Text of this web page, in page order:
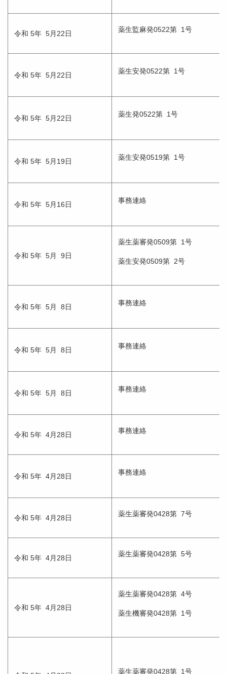
令和 5年 5月22日 薬生監麻発0522第 1号
令和 5年 5月22日 薬生安発0522第 1号
令和 5年 5月22日 薬生発0522第 1号
令和 5年 5月19日 薬生安発0519第 1号
令和 5年 5月16日 事務連絡
令和 5年 5月 9日
薬生薬審発0509第 1号
薬生安発0509第 2号
令和 5年 5月 8日 事務連絡
令和 5年 5月 8日 事務連絡
令和 5年 5月 8日 事務連絡
令和 5年 4月28日 事務連絡
令和 5年 4月28日 事務連絡
令和 5年 4月28日 薬生薬審発0428第 7号
令和 5年 4月28日 薬生薬審発0428第 5号
令和 5年 4月28日
薬生薬審発0428第 4号
薬生機審発0428第 1号
薬生薬審発0428第 1号